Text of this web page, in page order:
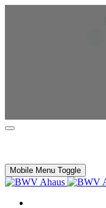
Mobile Menu Toggle